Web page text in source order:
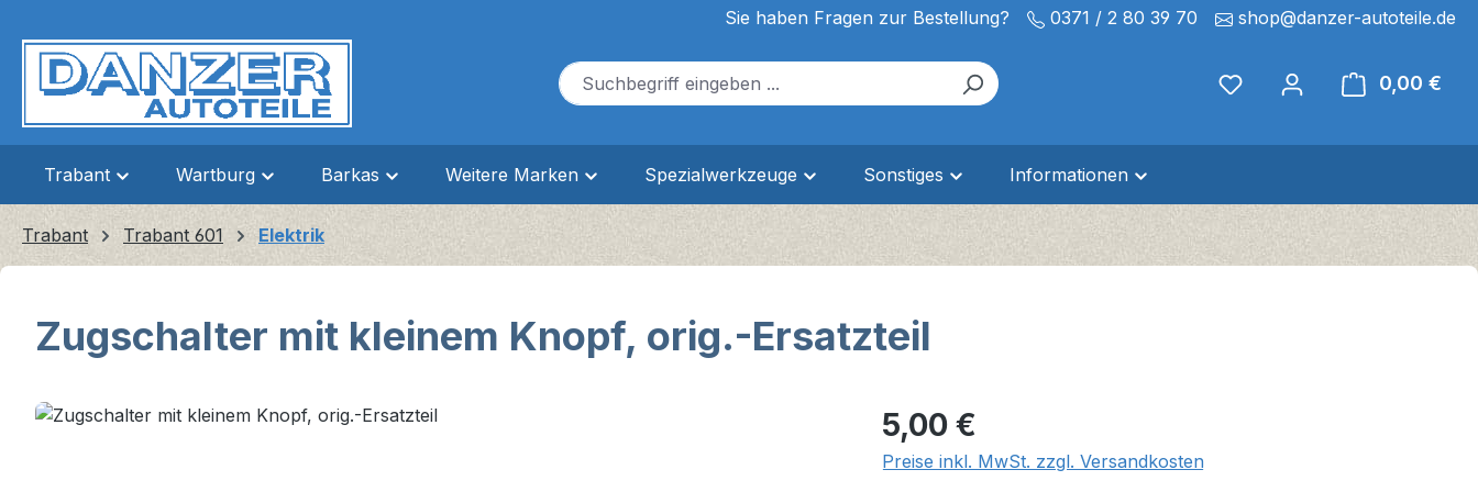
Sie haben Fragen zur Bestellung? 0371 / 2 80 39 70 shop@danzer-autoteile.de
0,00 €
Trabant Wartburg Barkas Weitere Marken Spezialwerkzeuge Sonstiges Informationen
Trabant Trabant 601 Elektrik
Zugschalter mit kleinem Knopf, orig.-Ersatzteil
Bildergalerie überspringen Regulärer Preis:
5,00 €
Preise inkl. MwSt. zzgl. Versandkosten